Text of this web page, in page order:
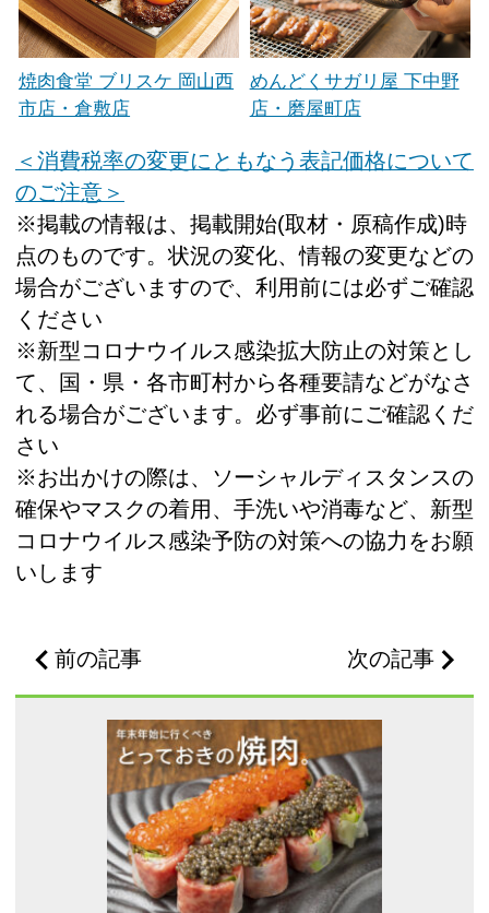
焼肉食堂 ブリスケ 岡山西
市店・倉敷店
めんどくサガリ屋 下中野
店・磨屋町店
＜消費税率の変更にともなう表記価格について
のご注意＞
※掲載の情報は、掲載開始(取材・原稿作成)時
点のものです。状況の変化、情報の変更などの
場合がございますので、利用前には必ずご確認
ください
※新型コロナウイルス感染拡大防止の対策とし
て、国・県・各市町村から各種要請などがなさ
れる場合がございます。必ず事前にご確認くだ
さい
※お出かけの際は、ソーシャルディスタンスの
確保やマスクの着用、手洗いや消毒など、新型
コロナウイルス感染予防の対策への協力をお願
いします
前の記事 次の記事